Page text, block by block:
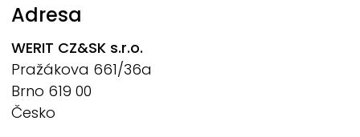
Adresa
WERIT CZ&SK s.r.o.
Pražákova 661/36a
Brno 619 00
Česko